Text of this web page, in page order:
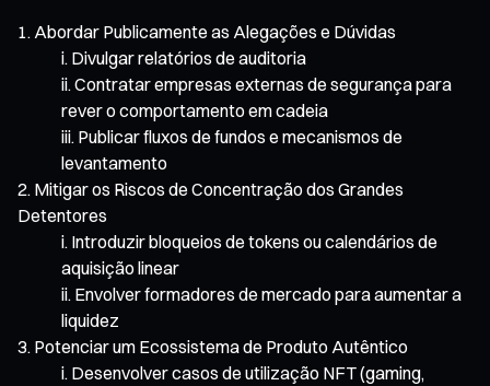
Abordar Publicamente as Alegações e Dúvidas
Divulgar relatórios de auditoria
Contratar empresas externas de segurança para
rever o comportamento em cadeia
Publicar fluxos de fundos e mecanismos de
levantamento
Mitigar os Riscos de Concentração dos Grandes
Detentores
Introduzir bloqueios de tokens ou calendários de
aquisição linear
Envolver formadores de mercado para aumentar a
liquidez
Potenciar um Ecossistema de Produto Autêntico
Desenvolver casos de utilização NFT (gaming,